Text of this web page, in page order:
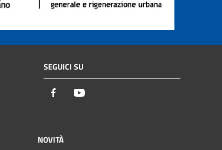
SEGUICI SU
Facebook
NOVITÀ